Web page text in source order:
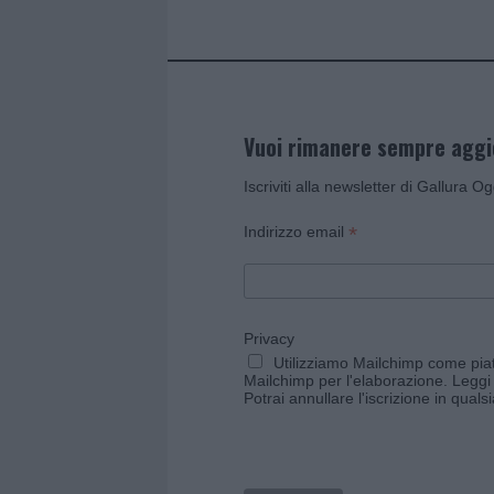
Vuoi rimanere sempre
Iscriviti alla newsletter di Gallura
Indirizzo email *
Privacy
Utilizziamo Mailchimp come
Mailchimp per l'elaborazione.
Potrai annullare l'iscrizione in